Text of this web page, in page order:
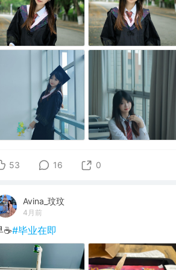
53 16 0
Avina_玟玟
4月前
☕️#毕业在即